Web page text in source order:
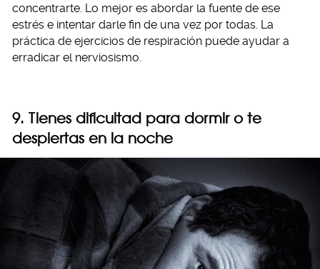
concentrarte. Lo mejor es abordar la fuente de ese
estrés e intentar darle fin de una vez por todas. La
práctica de ejercicios de respiración puede ayudar a
erradicar el nerviosismo.
9. Tienes dificultad para dormir o te
despiertas en la noche